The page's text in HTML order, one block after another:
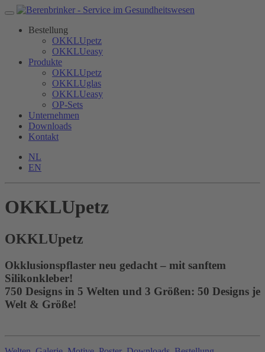
Bestellung
OKKLUpetz
OKKLUeasy
Produkte
OKKLUpetz
OKKLUglas
OKKLUeasy
OP-Sets
Unternehmen
Downloads
Kontakt
NL
EN
OKKLUpetz
OKKLUpetz
Okklusionspflaster neu gedacht – mit sanftem
Silikonkleber!
750 Designs in 5 Welten und 3 Größen: 50 Designs je
Welt & Größe!